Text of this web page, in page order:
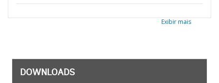
Exibir mais
DOWNLOADS